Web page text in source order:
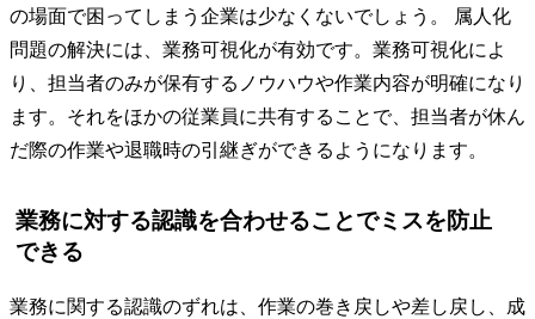
の場面で困ってしまう企業は少なくないでしょう。 属人化
問題の解決には、業務可視化が有効です。業務可視化によ
り、担当者のみが保有するノウハウや作業内容が明確になり
ます。それをほかの従業員に共有することで、担当者が休ん
だ際の作業や退職時の引継ぎができるようになります。
業務に対する認識を合わせることでミスを防止
できる
業務に関する認識のずれは、作業の巻き戻しや差し戻し、成